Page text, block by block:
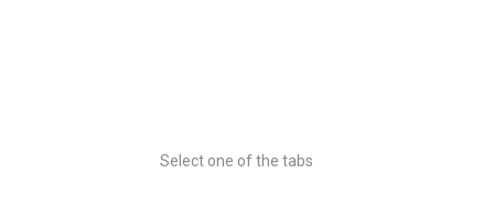
Select one of the tabs